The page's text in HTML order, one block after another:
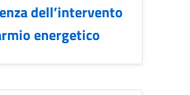
dell’intervento
energetico